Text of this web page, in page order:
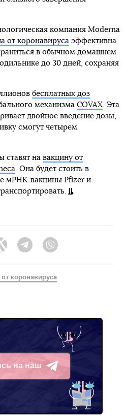
компания Moderna
от коронавируса эффективна
в обычном домашнем
до 30 дней, сохраняя
бесплатных доз
механизма COVAX. Эта
двойное введение дозы,
смогут четырем
ставят на вакцину от
. Она будет стоить в
мРНК-вакцины Pfizer и
Twitter Telegram
коронавируса
на наш